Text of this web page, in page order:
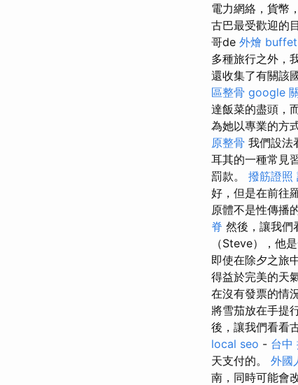
電力網絡，貨幣
古巴最受歡迎的
哥de 外燴 buffet
多種旅行之外，
還收集了有關該
區整骨 google
達飯菜的盡頭，
為她以專業的方
原整骨 我們設法
耳其的一種常見
罰款。 撥筋證照
好，但是在前往
原體不是性傳播
脊 然後，讓我們
（Steve），他
即使在除夕之旅
得益於完美的天
在沒有發票的情
將雪茄放在手提
後，讓我們看看
local seo - 台中
天支付的。 外國
南，同時可能會